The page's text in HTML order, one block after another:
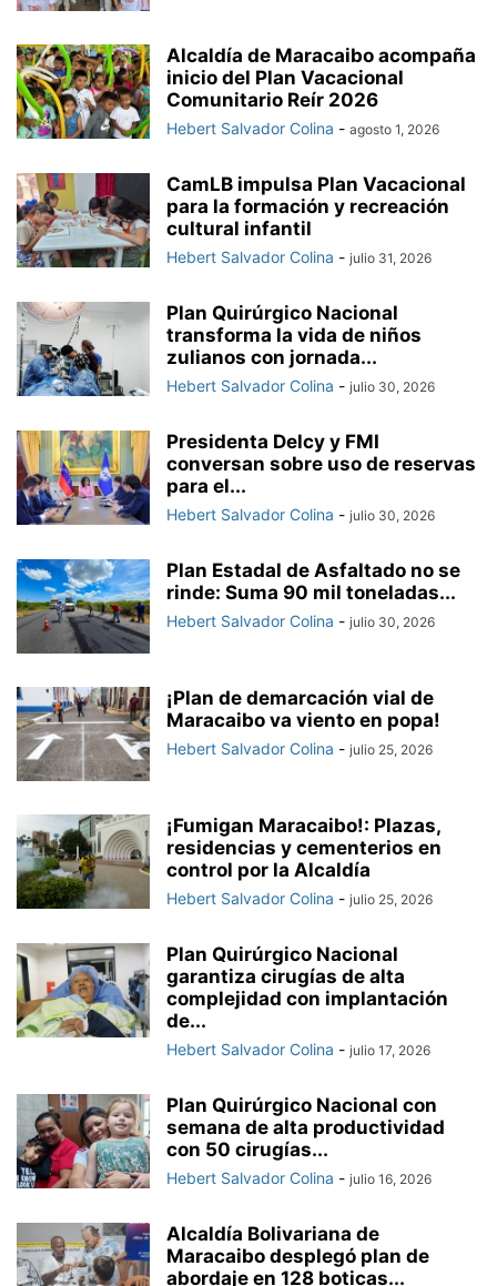
Alcaldía de Maracaibo acompaña
inicio del Plan Vacacional
Comunitario Reír 2026
Hebert Salvador Colina - agosto 1, 2026
CamLB impulsa Plan Vacacional
para la formación y recreación
cultural infantil
Hebert Salvador Colina - julio 31, 2026
Plan Quirúrgico Nacional
transforma la vida de niños
zulianos con jornada...
Hebert Salvador Colina - julio 30, 2026
Presidenta Delcy y FMI
conversan sobre uso de reservas
para el...
Hebert Salvador Colina - julio 30, 2026
Plan Estadal de Asfaltado no se
rinde: Suma 90 mil toneladas...
Hebert Salvador Colina - julio 30, 2026
¡Plan de demarcación vial de
Maracaibo va viento en popa!
Hebert Salvador Colina - julio 25, 2026
¡Fumigan Maracaibo!: Plazas,
residencias y cementerios en
control por la Alcaldía
Hebert Salvador Colina - julio 25, 2026
Plan Quirúrgico Nacional
garantiza cirugías de alta
complejidad con implantación
de...
Hebert Salvador Colina - julio 17, 2026
Plan Quirúrgico Nacional con
semana de alta productividad
con 50 cirugías...
Hebert Salvador Colina - julio 16, 2026
Alcaldía Bolivariana de
Maracaibo desplegó plan de
abordaje en 128 boticas...